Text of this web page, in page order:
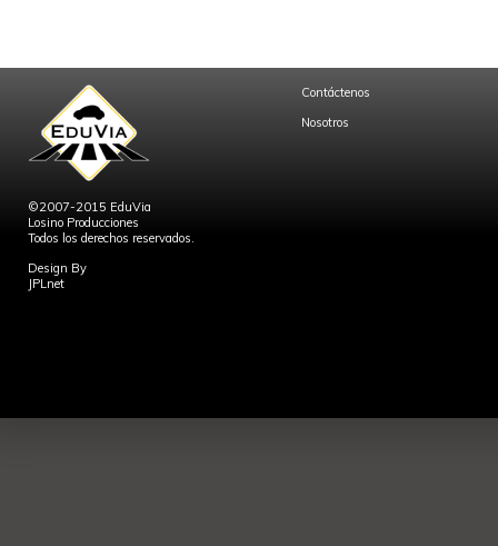
©2007-2015 EduVia
Losino Producciones
Todos los derechos reservados.
Design By
JPLnet
Contáctenos
Nosotros